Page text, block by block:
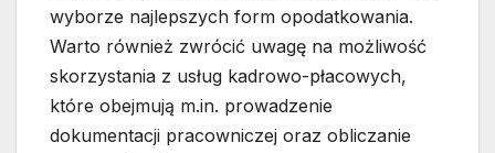
wyborze najlepszych form opodatkowania.
Warto również zwrócić uwagę na możliwość
skorzystania z usług kadrowo-płacowych,
które obejmują m.in. prowadzenie
dokumentacji pracowniczej oraz obliczanie